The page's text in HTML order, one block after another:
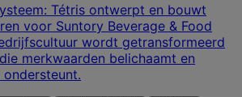
Tétris ontwerpt en bouwt
voor Suntory Beverage & Food
wordt getransformeerd
merkwaarden belichaamt en